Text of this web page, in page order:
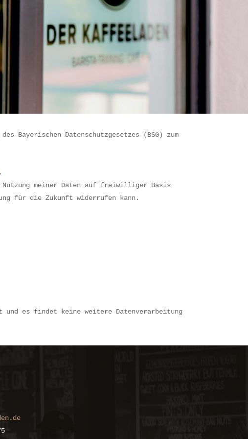
Bayerischen Datenschutzgesetzes (BSG) zum
.
Nutzung meiner Daten auf freiwilliger Basis
für die Zukunft widerrufen kann.
und es findet keine weitere Datenverarbeitung